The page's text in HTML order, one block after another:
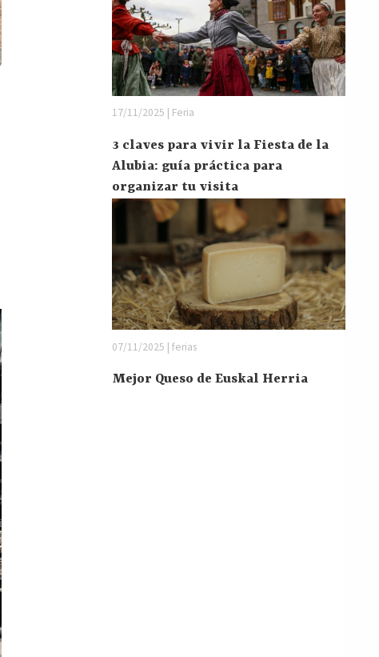
17/11/2025 | Feria
3 claves para vivir la Fiesta de la
Alubia: guía práctica para
organizar tu visita
07/11/2025 | ferias
Mejor Queso de Euskal Herria